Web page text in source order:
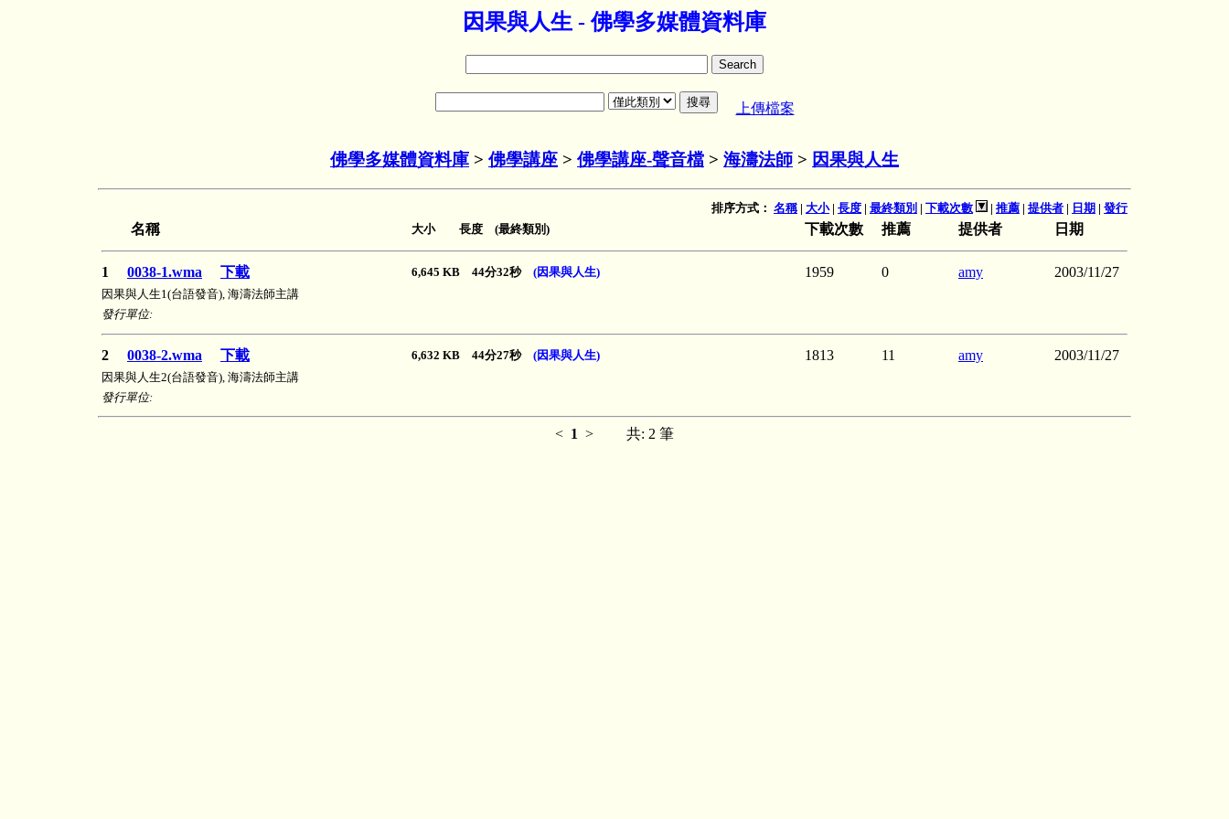
因果與人生 - 佛學多媒體資料庫
上傳檔案
佛學多媒體資料庫 > 佛學講座 > 佛學講座-聲音檔 > 海濤法師 > 因果與人生
排序方式： 名稱| 大小| 長度 | 最終類別 | 下載次數 | 推薦 | 提供者 | 日期 | 發行
名稱 大小 長度 (最終類別) 下載次數 推薦 提供者 日期
1 0038-1.wma 下載 6,645 KB 44分32秒 (因果與人生) 1959 0 amy 2003/11/27
因果與人生1(台語發音), 海濤法師主講
發行單位:
2 0038-2.wma 下載 6,632 KB 44分27秒 (因果與人生) 1813 11 amy 2003/11/27
因果與人生2(台語發音), 海濤法師主講
發行單位:
< 1 > 共: 2 筆